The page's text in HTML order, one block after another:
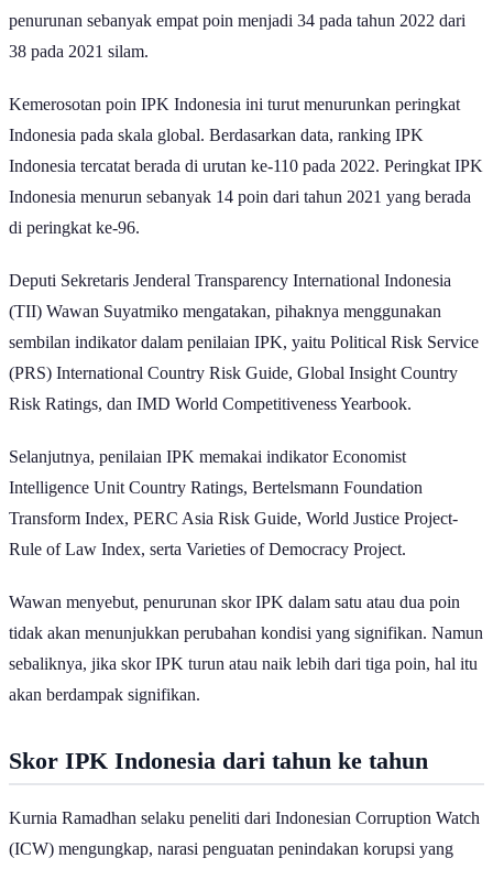
penurunan sebanyak empat poin menjadi 34 pada tahun 2022 dari
38 pada 2021 silam.
Kemerosotan poin IPK Indonesia ini turut menurunkan peringkat
Indonesia pada skala global. Berdasarkan data, ranking IPK
Indonesia tercatat berada di urutan ke-110 pada 2022. Peringkat IPK
Indonesia menurun sebanyak 14 poin dari tahun 2021 yang berada
di peringkat ke-96.
Deputi Sekretaris Jenderal Transparency International Indonesia
(TII) Wawan Suyatmiko mengatakan, pihaknya menggunakan
sembilan indikator dalam penilaian IPK, yaitu Political Risk Service
(PRS) International Country Risk Guide, Global Insight Country
Risk Ratings, dan IMD World Competitiveness Yearbook.
Selanjutnya, penilaian IPK memakai indikator Economist
Intelligence Unit Country Ratings, Bertelsmann Foundation
Transform Index, PERC Asia Risk Guide, World Justice Project-
Rule of Law Index, serta Varieties of Democracy Project.
Wawan menyebut, penurunan skor IPK dalam satu atau dua poin
tidak akan menunjukkan perubahan kondisi yang signifikan. Namun
sebaliknya, jika skor IPK turun atau naik lebih dari tiga poin, hal itu
akan berdampak signifikan.
Skor IPK Indonesia dari tahun ke tahun
Kurnia Ramadhan selaku peneliti dari Indonesian Corruption Watch
(ICW) mengungkap, narasi penguatan penindakan korupsi yang